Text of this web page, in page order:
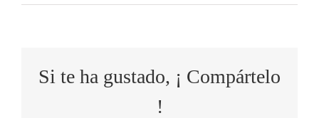
Si te ha gustado, ¡ Compártelo
!